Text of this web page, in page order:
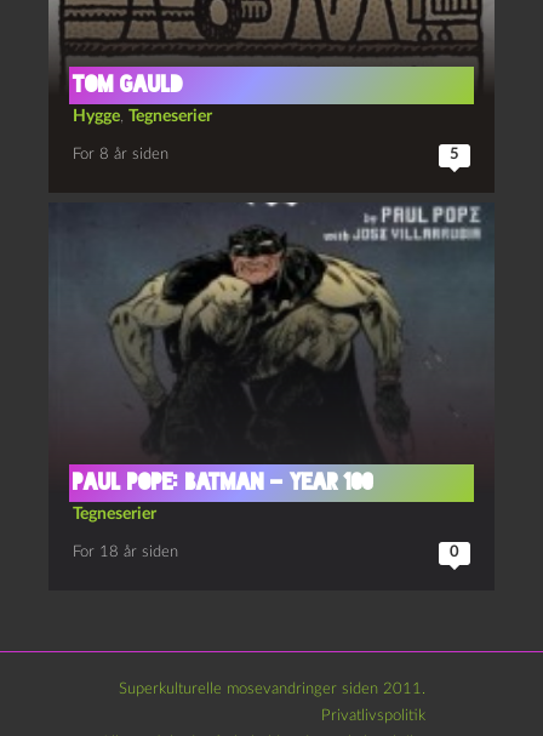
Tom Gauld
Hygge, Tegneserier
For 8 år siden 5
Paul Pope: Batman – Year 100
Tegneserier
For 18 år siden 0
Superkulturelle mosevandringer siden 2011.
Privatlivspolitik